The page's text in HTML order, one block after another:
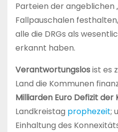
Parteien der angeblichen
Fallpauschalen
alle die DRGs als
erkannt haben.
Verantwortungslosist es
Land die Kommunen
Milliarden Euro Defizit der
Landkreistag prophezeit;
Einhaltung des